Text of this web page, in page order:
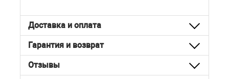
Доставка и оплата
Гарантия и возврат
Отзывы